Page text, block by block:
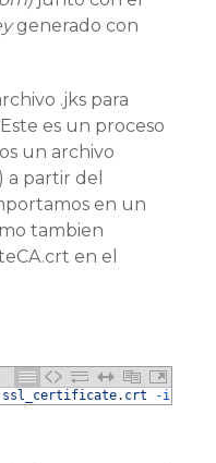
generado con
.jks para
es un proceso
un archivo
a partir del
en un
tambien
en el
ssl_certificate. crt -inkey